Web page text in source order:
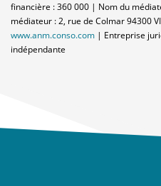
financière : 360 000 | Nom du
médiateur : 2, rue de Colmar 94300
www.anm.conso.com | Entreprise
indépendante